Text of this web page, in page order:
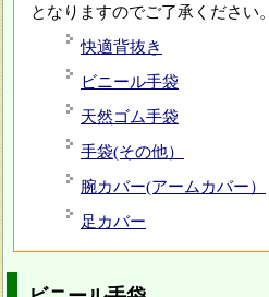
となりますのでご了承ください。
快適背抜き
ビニール手袋
天然ゴム手袋
手袋(その他）
腕カバー(アームカバー）
足カバー